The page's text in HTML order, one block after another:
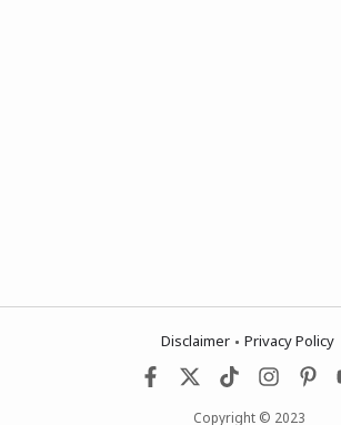
Disclaimer Privacy Policy
Copyright © 2023